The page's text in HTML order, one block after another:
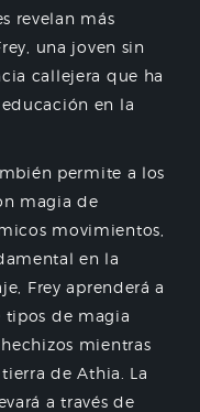
revelan más
una joven sin
callejera que ha
en la
permite a los
magia de
movimientos,
en la
Frey aprenderá a
tipos de magia
mientras
de Athia. La
a través de